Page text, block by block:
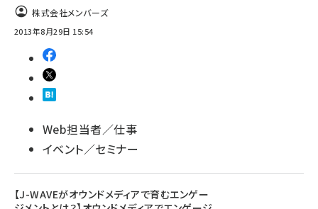
株式会社メンバーズ
2013年8月29日 15:54
Web担当者／仕事
イベント／セミナー
【J-WAVEがオウンドメディアで育むエンゲー